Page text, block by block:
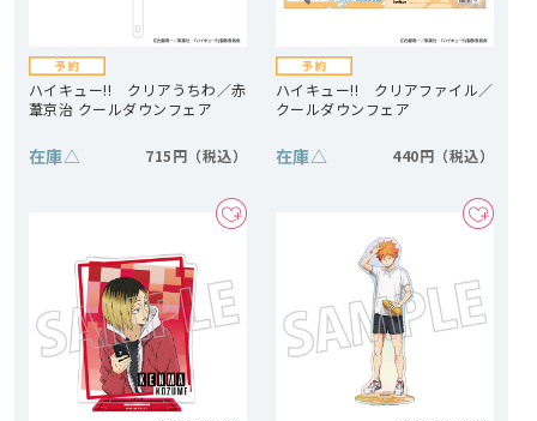
ハイキュー!! クリアうちわ／赤
葦京治 クールダウンフェア
在庫△ 715円
ハイキュー!! クリアファイル／
クールダウンフェア
在庫△ 440円